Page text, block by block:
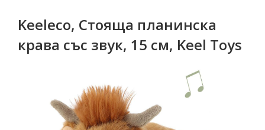
Keeleco, Стояща планинска
крава със звук, 15 см, Keel Toys